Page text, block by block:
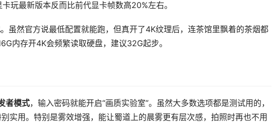
玩最新版本反而比前代显卡帧数高20%左右。
。虽然官方说最低配置就能跑，但真开了4K纹理后，连茶馆里飘着的茶烟都
内存开4K会频繁读取硬盘，建议32G起步。
者模式，输入密码就能开启“画质实验室”。虽然大多数选项都是测试用的，
别实用。特别是雾效增强，能让蜀道上的晨雾更有层次感，拍照时再也不用